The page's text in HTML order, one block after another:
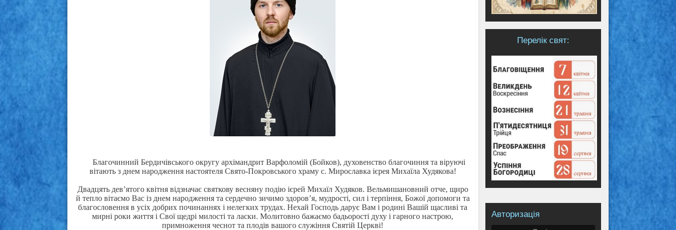
Перелік свят:
Авторизація
Благочинний Бердичівського округу архімандрит Варфоломій (Бойков), духовенство благочиння та віруючі
вітають з днем народження настоятеля Свято-Покровського храму с. Мирославка ієрея Михаїла Худякова!
Двадцять дев’ятого квітня відзначає святкову весняну подію ієрей Михаїл Худяков. Вельмишановний отче, щиро
й тепло вітаємо Вас із днем народження та сердечно зичимо здоров’я, мудрості, сил і терпіння, Божої допомоги та
благословення в усіх добрих починаннях і нелегких трудах. Нехай Господь дарує Вам і родині Вашій щасливі та
мирні роки життя і Свої щедрі милості та ласки. Молитовно бажаємо бадьорості духу і гарного настрою,
примноження чеснот та плодів вашого служіння Святій Церкві!